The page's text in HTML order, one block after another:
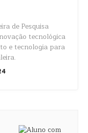
de Pesquisa
tecnológica
e tecnologia para